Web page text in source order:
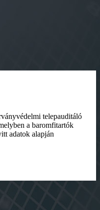
telepauditáló
a baromfitartók
adatok alapján